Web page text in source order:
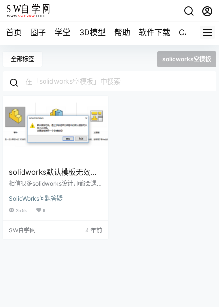
首页 圈子 学堂 3D模型 帮助 软件下载 CAD资料
全部标签 solidworks空模板
solidworks默认模板无效怎
么办？使用空模板？找到原
相信很多solidworks设计师都会遇
dworks软件之后，新建零件，会出
现弹窗“默认模板无效。通过修改选
吗？”弹窗如下图所示： 出现的情况
SolidWorks问题答疑
25.5k 0
SW自学网 4 年前